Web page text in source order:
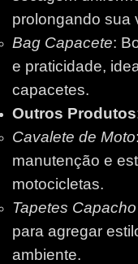
prolongando sua
Bag Capacete:
e praticidade,
capacetes.
Outros Produtos
Cavalete de Moto
manutenção e
motocicletas.
Tapetes
para agregar
ambiente.